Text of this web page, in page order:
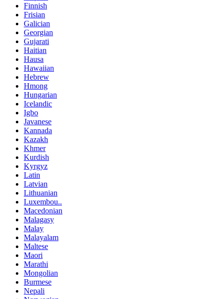
Finnish
Frisian
Galician
Georgian
Gujarati
Haitian
Hausa
Hawaiian
Hebrew
Hmong
Hungarian
Icelandic
Igbo
Javanese
Kannada
Kazakh
Khmer
Kurdish
Kyrgyz
Latin
Latvian
Lithuanian
Luxembou..
Macedonian
Malagasy
Malay
Malayalam
Maltese
Maori
Marathi
Mongolian
Burmese
Nepali